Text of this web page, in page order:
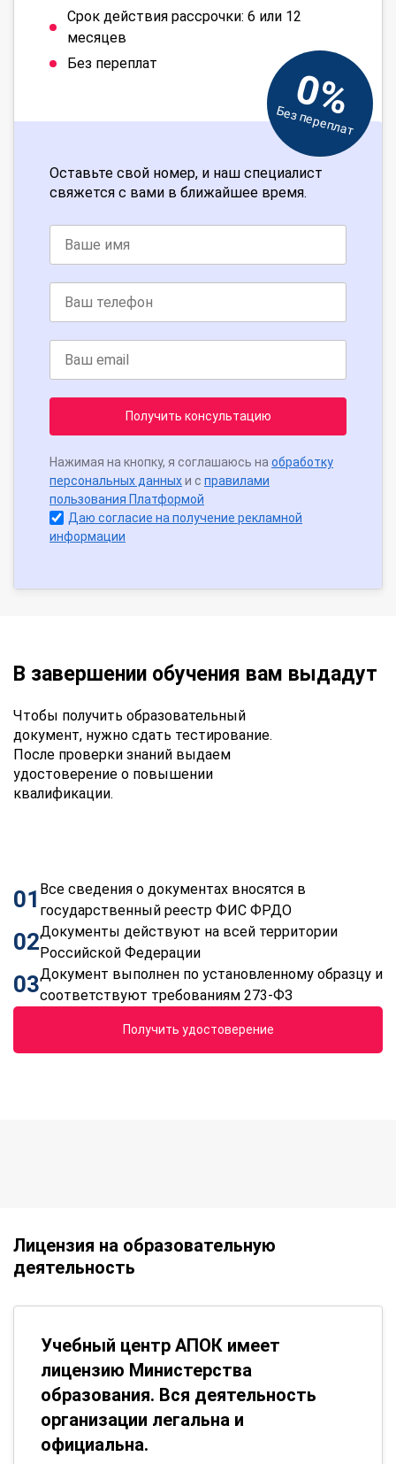
Срок действия рассрочки: 6 или 12
месяцев
Без переплат
0%
Без переплат
Оставьте свой номер, и наш специалист
свяжется с вами в ближайшее время.
Получить консультацию
Нажимая на кнопку, я соглашаюсь на обработку
персональных данныхи с правилами
пользования Платформой
Даю согласие на получение рекламной
информации
В завершении обучения вам выдадут
Чтобы получить образовательный
документ, нужно сдать тестирование.
После проверки знаний выдаем
удостоверение о повышении
квалификации.
01 Все сведения о документах вносятся в
государственный реестр ФИС ФРДО
02Документы действуют на всей территории
Российской Федерации
03Документ выполнен по установленному образцу и
соответствуют требованиям 273-ФЗ
Получить удостоверение
Лицензия на образовательную
деятельность
Учебный центр АПОК имеет
лицензию Министерства
образования. Вся деятельность
организации легальна и
официальна.